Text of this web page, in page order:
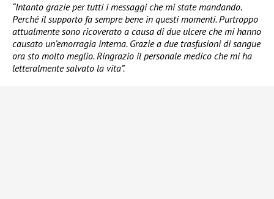
“Intanto grazie per tutti i messaggi che mi state mandando.
Perché il supporto fa sempre bene in questi momenti. Purtroppo
attualmente sono ricoverato a causa di due ulcere che mi hanno
causato un’emorragia interna. Grazie a due trasfusioni di sangue
ora sto molto meglio. Ringrazio il personale medico che mi ha
letteralmente salvato la vita”.